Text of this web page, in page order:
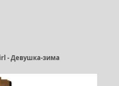
- Девушка-зима